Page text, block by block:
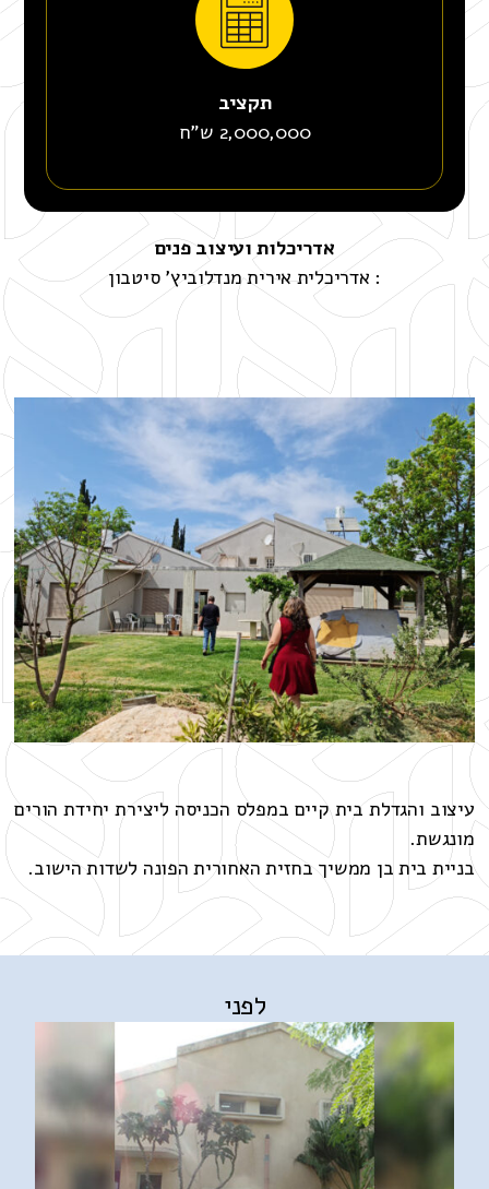
תקציב
2,000,000 ש"ח
אדריכלות ועיצוב פנים
: אדריכלית אירית מנדלוביץ' סיטבון
עיצוב והגדלת בית קיים במפלס הכניסה ליצירת יחידת הורים
מונגשת.
בניית בית בן ממשיך בחזית האחורית הפונה לשדות הישוב.
לפני